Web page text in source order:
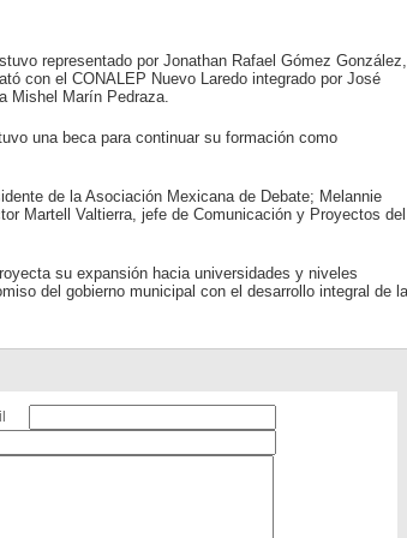
representado por Jonathan Rafael Gómez González,
con el CONALEP Nuevo Laredo integrado por José
Mishel Marín Pedraza.
una beca para continuar su formación como
de la Asociación Mexicana de Debate; Melannie
Martell Valtierra, jefe de Comunicación y Proyectos del
su expansión hacia universidades y niveles
del gobierno municipal con el desarrollo integral de la